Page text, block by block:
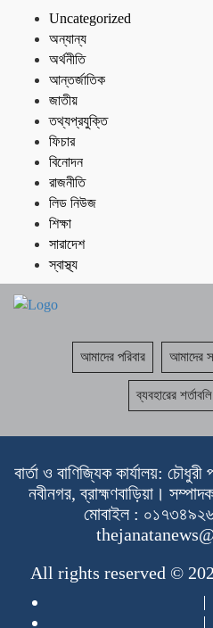
Uncategorized
অন্যান্য
অর্থনীতি
আন্তর্জাতিক
জাতীয়
তথ্যপ্রযুক্তি
ফিচার
বিনোদন
রাজনীতি
লিড নিউজ
শিক্ষা
সারাদেশ
স্বাস্থ্য
আমাদের পরিবার আমাদের
ব্যবহারের শর্তাবলি
বার্তা ও বাণিজ্যিক কার্যালয়:
নবীনগর, ব্রাহ্মণবাড়িয়া।
মোবাইল :
All rights reserved ©